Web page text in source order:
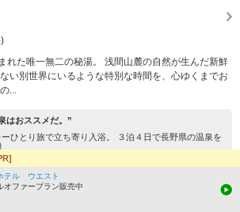
れた唯一無二の秘湯。 浅間山麓の自然が生んだ新鮮
い別世界にいるような特別な時間を、心ゆくまでお
...
はおススメだ。”
ひとり旅で立ち寄り入浴。 ３泊４日で長野県の温泉を
(1)【お車】上信越自動車道小諸I.C.からアサマサンライン経由で約25分 (関越道練馬I.C～小諸I.C. 160km)
諸駅より車で25分
テル ウエスト
オファープラン販売中